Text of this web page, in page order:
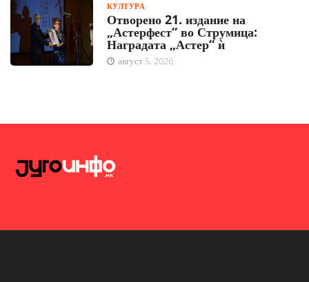
КУЛТУРА
Отворено 21. издание на
„Астерфест“ во Струмица:
Наградата „Астер“ ѝ
август 5, 2026